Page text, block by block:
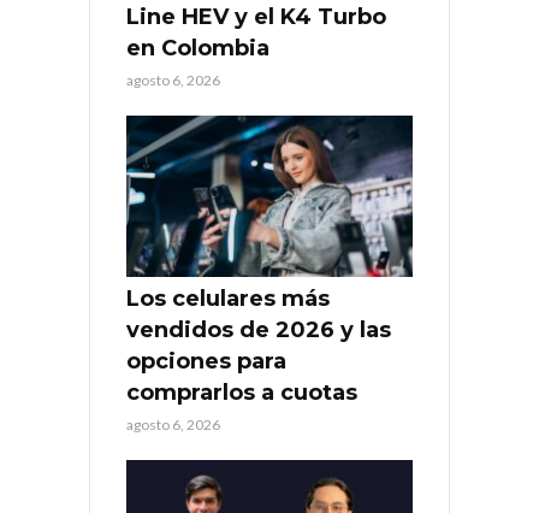
Line HEV y el K4 Turbo
en Colombia
agosto 6, 2026
Los celulares más
vendidos de 2026 y las
opciones para
comprarlos a cuotas
agosto 6, 2026